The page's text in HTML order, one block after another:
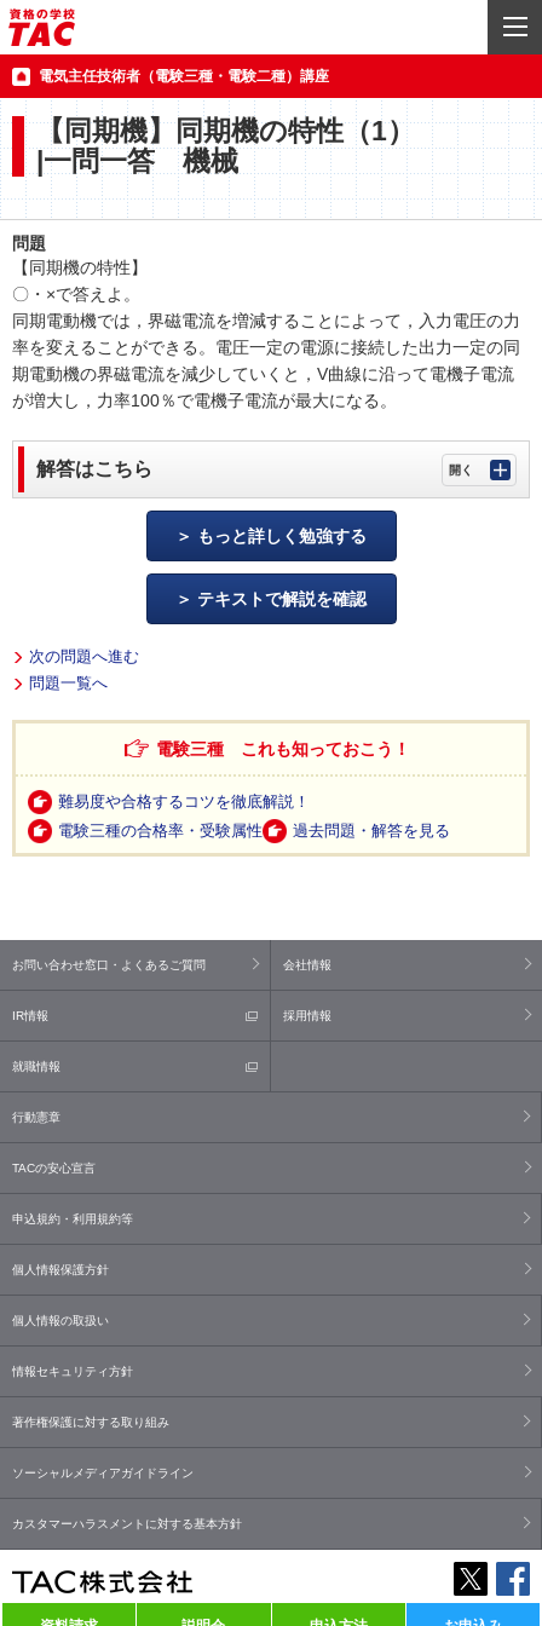
電気主任技術者（電験三種・電験二種）講座
【同期機】同期機の特性（1）
|一問一答 機械
問題
【同期機の特性】
〇・×で答えよ。
同期電動機では，界磁電流を増減することによって，入力電圧の力
率を変えることができる。電圧一定の電源に接続した出力一定の同
期電動機の界磁電流を減少していくと，V曲線に沿って電機子電流
が増大し，力率100％で電機子電流が最大になる。
解答はこちら
もっと詳しく勉強する
テキストで解説を確認
次の問題へ進む
問題一覧へ
電験三種 これも知っておこう！
難易度や合格するコツを徹底解説！
電験三種の合格率・受験属性
過去問題・解答を見る
お問い合わせ窓口・よくあるご質問 会社情報
IR情報 採用情報
就職情報
行動憲章
TACの安心宣言
申込規約・利用規約等
個人情報保護方針
個人情報の取扱い
情報セキュリティ方針
著作権保護に対する取り組み
ソーシャルメディアガイドライン
カスタマーハラスメントに対する基本方針